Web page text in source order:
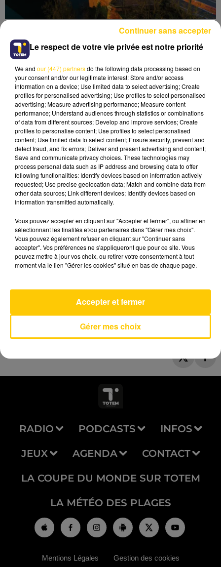
Lecture (4 min 21 sec)
15 mai 2026 - 4 min 21 sec
L'INFO DU TARN DU 15/05/26 À 06H00
L'info du Tarn
AVEYRON NORD
RADIO PODCASTS INFOS
JEUX AGENDA CONTACT
LA COUPE DU MONDE SUR TOTEM
LA MÉTÉO DES PLAGES
Mentions Légales Gestion des cookies
Le respect de votre vie privée est notre priorité
We and our (447) partnersdo the following data processing based on
your consent and/or our legitimate interest: Store and/or access
information on a device; Use limited data to select advertising; Create
profiles for personalised advertising; Use profiles to select personalised
advertising; Measure advertising performance; Measure content
performance; Understand audiences through statistics or combinations
of data from different sources; Develop and improve services; Create
profiles to personalise content; Use profiles to select personalised
content; Use limited data to select content; Ensure security, prevent and
detect fraud, and fix errors; Deliver and present advertising and content;
Save and communicate privacy choices. These technologies may
process personal data such as IP address and browsing data to offer
following functionalities: Identify devices based on information actively
requested; Use precise geolocation data; Match and combine data from
other data sources; Link different devices; Identify devices based on
information transmitted automatically.
Vous pouvez accepter en cliquant sur "Accepter et fermer", ou affiner en
sélectionnant les finalités et/ou partenaires dans "Gérer mes choix".
Vous pouvez également refuser en cliquant sur "Continuer sans
accepter". Vos préférences ne s'appliqueront que pour ce site. Vous
pouvez mettre à jour vos choix, ou retirer votre consentement à tout
moment via le lien "Gérer les cookies" situé en bas de chaque page.
Gérer mes choix
Accepter et fermer
Continuer sans accepter